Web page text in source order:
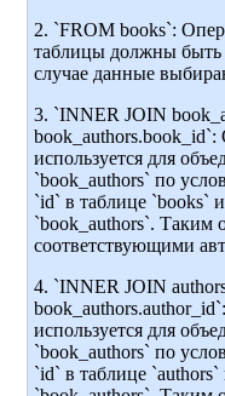
2. `FROM books`:
таблицы должны
случае данные
3. `INNER JOIN
используется для
`book_authors` по
`id` в таблице `books`
`book_authors`. Таким
соответствующими
4. `INNER JOIN
используется для
`book_authors` по
`id` в таблице